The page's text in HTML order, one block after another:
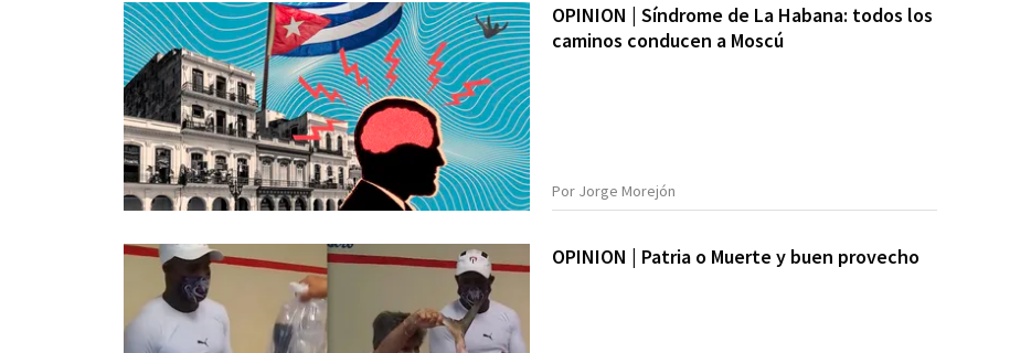
OPINION | Síndrome de La Habana: todos los
caminos conducen a Moscú
Por Jorge Morejón
OPINION | Patria o Muerte y buen provecho